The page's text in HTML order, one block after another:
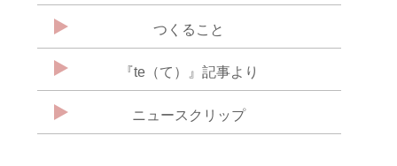
つくること
『te（て）』記事より
ニュースクリップ